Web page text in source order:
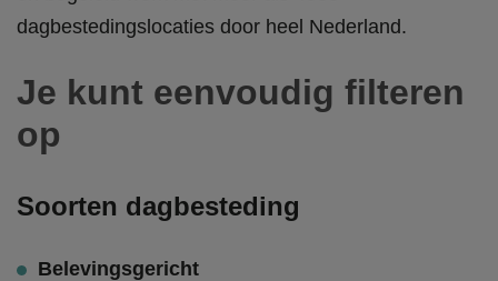
dagbestedingslocaties door heel Nederland.
Je kunt eenvoudig filteren
op
Soorten dagbesteding
Belevingsgericht